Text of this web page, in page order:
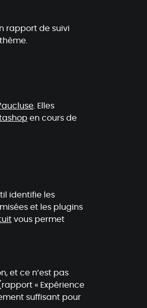
rapport de suivi
. Elles
en cours de
identifie les
et les plugins
vous permet
et ce n’est pas
« Expérience
suffisant pour